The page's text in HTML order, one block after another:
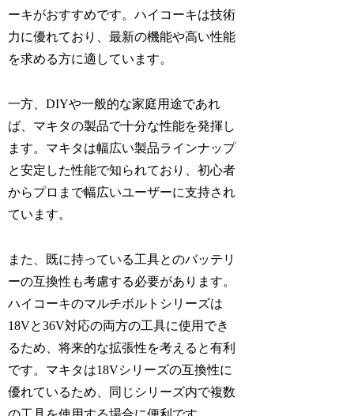
ーキがおすすめです。ハイコーキは技術
力に優れており、最新の機能や高い性能
を求める方に適しています。
一方、DIYや一般的な家庭用途であれ
ば、マキタの製品で十分な性能を発揮し
ます。マキタは幅広い製品ラインナップ
と安定した性能で知られており、初心者
からプロまで幅広いユーザーに支持され
ています。
また、既に持っている工具とのバッテリ
ーの互換性も考慮する必要があります。
ハイコーキのマルチボルトシリーズは
18Vと36V対応の両方の工具に使用でき
るため、将来的な拡張性を考えると有利
です。マキタは18Vシリーズの互換性に
優れているため、同じシリーズ内で複数